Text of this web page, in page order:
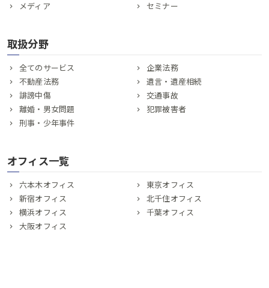
メディア
セミナー
取扱分野
全てのサービス
企業法務
不動産法務
遺言・遺産相続
誹謗中傷
交通事故
離婚・男女問題
犯罪被害者
刑事・少年事件
オフィス一覧
六本木オフィス
東京オフィス
新宿オフィス
北千住オフィス
横浜オフィス
千葉オフィス
大阪オフィス